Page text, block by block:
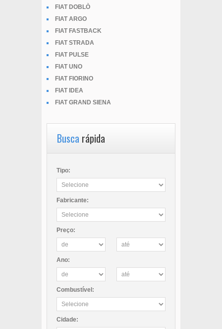
FIAT DOBLÒ
FIAT ARGO
FIAT FASTBACK
FIAT STRADA
FIAT PULSE
FIAT UNO
FIAT FIORINO
FIAT IDEA
FIAT GRAND SIENA
Busca rápida
Tipo:
Fabricante:
Preço:
Ano:
Combustível:
Cidade: